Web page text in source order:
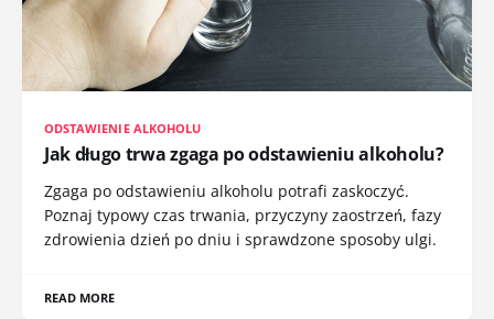
ODSTAWIENIE ALKOHOLU
Jak długo trwa zgaga po odstawieniu alkoholu?
Zgaga po odstawieniu alkoholu potrafi zaskoczyć.
Poznaj typowy czas trwania, przyczyny zaostrzeń, fazy
zdrowienia dzień po dniu i sprawdzone sposoby ulgi.
READ MORE